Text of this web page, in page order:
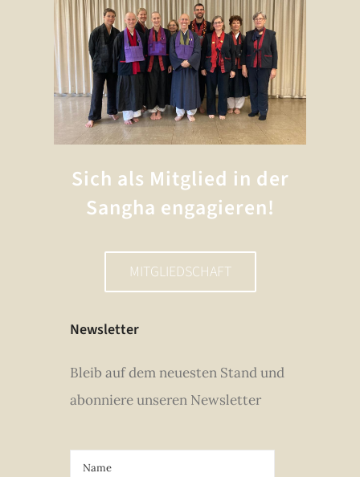
Sich als Mitglied in der
Sangha engagieren!
MITGLIEDSCHAFT
Newsletter
Bleib auf dem neuesten Stand und
abonniere unseren Newsletter